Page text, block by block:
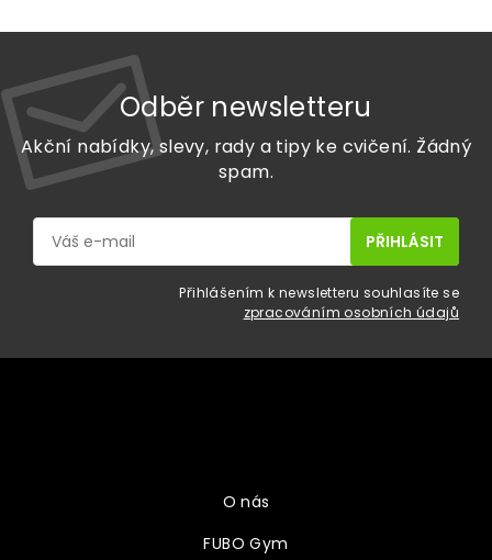
Odběr newsletteru
Akční nabídky, slevy, rady a tipy ke cvičení. Žádný
spam.
Přihlášením k newsletteru souhlasíte se
zpracováním osobních údajů
O nás
FUBO Gym